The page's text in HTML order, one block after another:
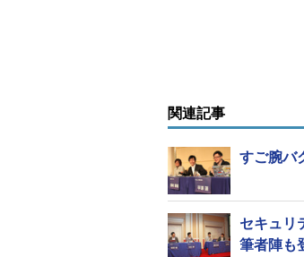
HeartbleedにStrutsに
ShellShockに管理者はシ
ップデートが必要に
るOSSの数やバージ
は、「49個のOSSを
ところ、実際には「
オージス総研はこ
から利用している
関連記事
すご腕バ
セキュリ
筆者陣も